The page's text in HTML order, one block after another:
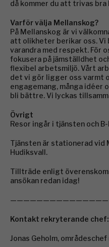
då kommer du att trivas bra
Varför välja Mellanskog?
På Mellanskog är vi
att olikheter berikar oss. Vi
varandra med respekt. För
fokusera på jämställdhet
flexibel arbetsmiljö. Vårt
det vi gör ligger oss varmt
engagemang, många idéer
bli bättre. Vi lyckas
Övrigt
Resor ingår i tjänsten och
Tjänsten är stationerad vid
Hudiksvall.
Tillträde enligt
ansökan redan idag!
Kontakt rekryterande chef:
Jonas Geholm,